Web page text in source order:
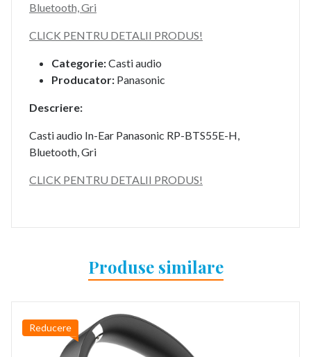
Bluetooth, Gri
CLICK PENTRU DETALII PRODUS!
Categorie:Casti audio
Producator: Panasonic
Descriere:
Casti audio In-Ear Panasonic RP-BTS55E-H,
Bluetooth, Gri
CLICK PENTRU DETALII PRODUS!
Produse similare
Reducere